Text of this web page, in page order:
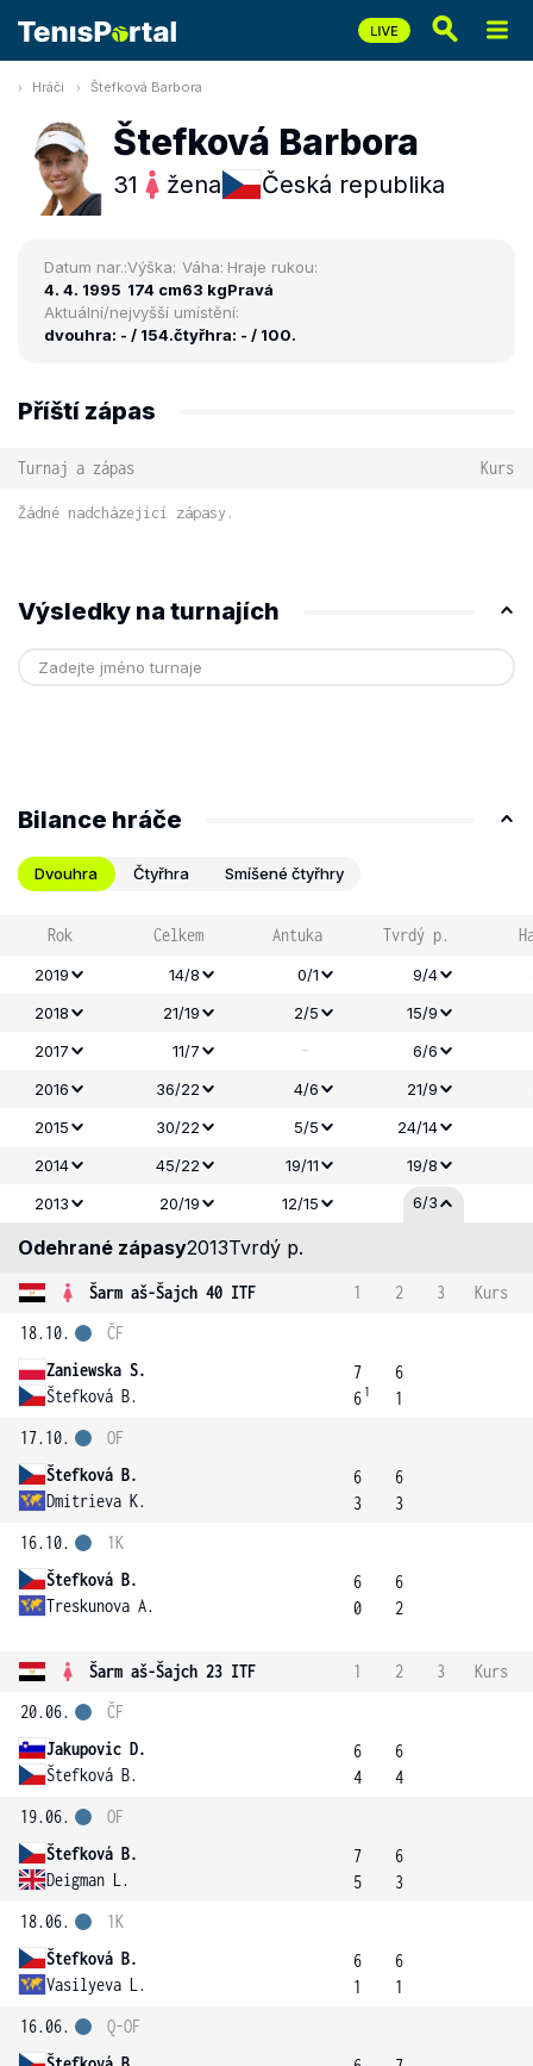
Hráči Štefková Barbora
Štefková Barbora
31 žena Česká republika
Datum nar.:
4. 4. 1995
Výška:
174 cm
Váha:
63 kg
Hraje rukou:
Pravá
Aktuální/nejvyšší umístění:
dvouhra: - / 154.čtyřhra: - / 100.
Příští zápas
Turnaj a zápas Kurs
Žádné nadcházející zápasy.
Výsledky na turnajích
Bilance hráče
Dvouhra Čtyřhra Smíšené čtyřhry
Rok Celkem Antuka Tvrdý p.
2019 14/8 0/1 9/4
2018
21/19 2/5
15/9
2017
11/7 -
6/6
2016
36/22 4/6 21/9
2015
30/22 5/5
24/14
2014
45/22 19/11 19/8
2013
20/19 12/15 6/3
Odehrané zápasy2013Tvrdý p.
Šarm aš-Šajch 40 ITF 1 2 3
Kurs
18.10.
Zaniewska S.
Štefková B.
ČF
7
6 1
6
1
17.10.
Štefková B.
Dmitrieva K.
OF
6
3
6
3
16.10.
Štefková B.
Treskunova A.
1K
6
0
6
2
Šarm aš-Šajch 23 ITF 1 2 3
Kurs
20.06.
Jakupovic D.
Štefková B.
ČF
6
4
6
4
19.06.
Štefková B.
Deigman L.
OF
7
5
6
3
18.06.
Štefková B.
Vasilyeva L.
1K
6
1
6
1
16.06.
Q-OF